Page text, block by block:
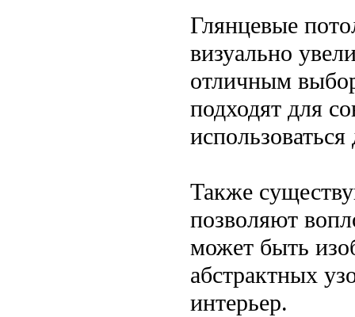
Глянцевые
визуально
отличным
подходят для
Также
позволяют
может быть
абстрактных
интерьер.